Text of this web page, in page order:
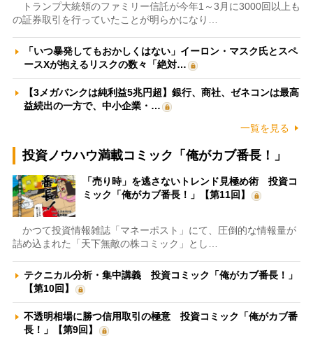
トランプ大統領のファミリー信託が今年1～3月に3000回以上も
の証券取引を行っていたことが明らかになり…
「いつ暴発してもおかしくはない」イーロン・マスク氏とスペ
ースXが抱えるリスクの数々「絶対…
【3メガバンクは純利益5兆円超】銀行、商社、ゼネコンは最高
益続出の一方で、中小企業・…
一覧を見る
投資ノウハウ満載コミック「俺がカブ番長！」
「売り時」を逃さないトレンド見極め術 投資コ
ミック「俺がカブ番長！」【第11回】
かつて投資情報雑誌「マネーポスト」にて、圧倒的な情報量が
詰め込まれた「天下無敵の株コミック」とし…
テクニカル分析・集中講義 投資コミック「俺がカブ番長！」
【第10回】
不透明相場に勝つ信用取引の極意 投資コミック「俺がカブ番
長！」【第9回】